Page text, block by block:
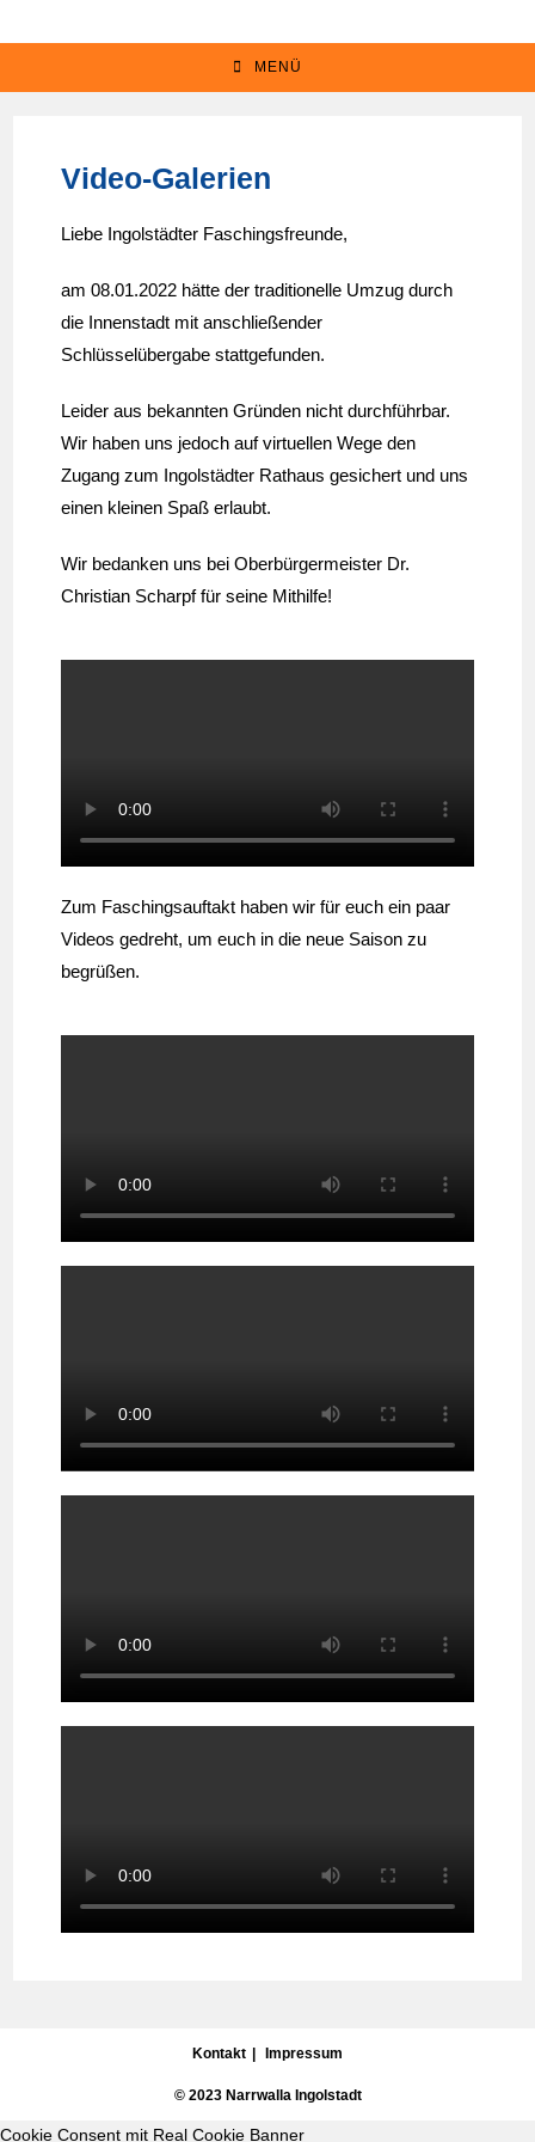
MENÜ
Video-Galerien
Liebe Ingolstädter Faschingsfreunde,
am 08.01.2022 hätte der traditionelle Umzug durch
die Innenstadt mit anschließender
Schlüsselübergabe stattgefunden.
Leider aus bekannten Gründen nicht durchführbar.
Wir haben uns jedoch auf virtuellen Wege den
Zugang zum Ingolstädter Rathaus gesichert und uns
einen kleinen Spaß erlaubt.
Wir bedanken uns bei Oberbürgermeister Dr.
Christian Scharpf für seine Mithilfe!
Zum Faschingsauftakt haben wir für euch ein paar
Videos gedreht, um euch in die neue Saison zu
begrüßen.
Kontakt Impressum
© 2023 Narrwalla Ingolstadt
Cookie Consent mit Real Cookie Banner